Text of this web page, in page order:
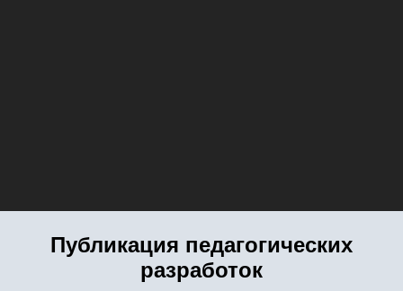
Публикация педагогических
разработок